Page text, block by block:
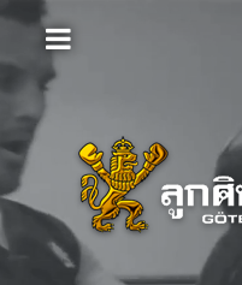
Hem
Vanliga frågor
Om oss
Schema